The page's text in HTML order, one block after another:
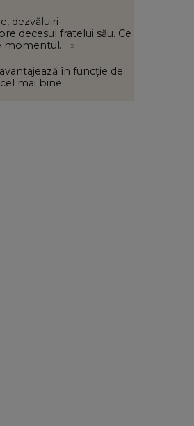
dezvăluiri
decesul fratelui său. Ce
momentul... »
în funcție de
mai bine